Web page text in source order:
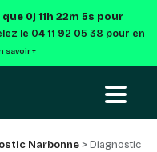
que 0j 11h 22m 5s pour
le 04 11 92 05 38 pour en
savoir +
Narbonne> Diagnostic